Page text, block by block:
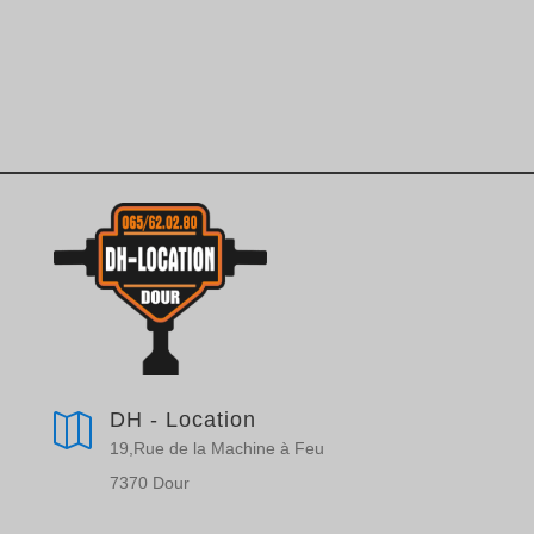
 DH - Location
19,Rue de la Machine à Feu
7370 Dour